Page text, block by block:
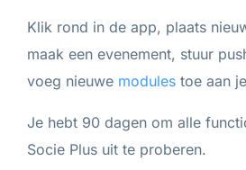
Klik rond in de app, plaats
maak een evenement, stuur
voeg nieuwe modulestoe aan
Je hebt 90 dagen om alle
Socie Plus uit te proberen.